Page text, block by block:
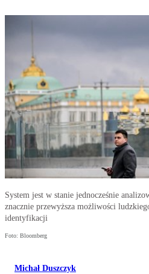
System jest w stanie jednocześnie
znacznie przewyższa możliwości
identyfikacji
Foto: Bloomberg
Michał Duszczyk